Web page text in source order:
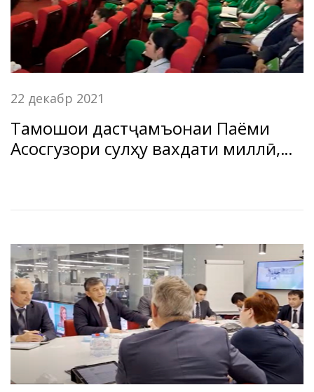
22 декабр 2021
Тамошои дастҷамъонаи Паёми
Асосгузори сулҳу вахдати миллӣ,
«Амонатбонк».